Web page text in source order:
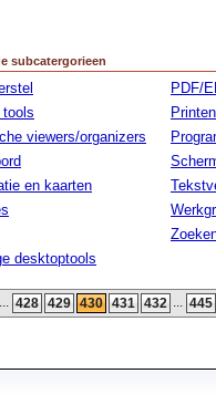
subcatergorieen
tools
viewers/organizers
en kaarten
desktoptools
PDF/
Printen
... 428 429 430 431 432 ... 445